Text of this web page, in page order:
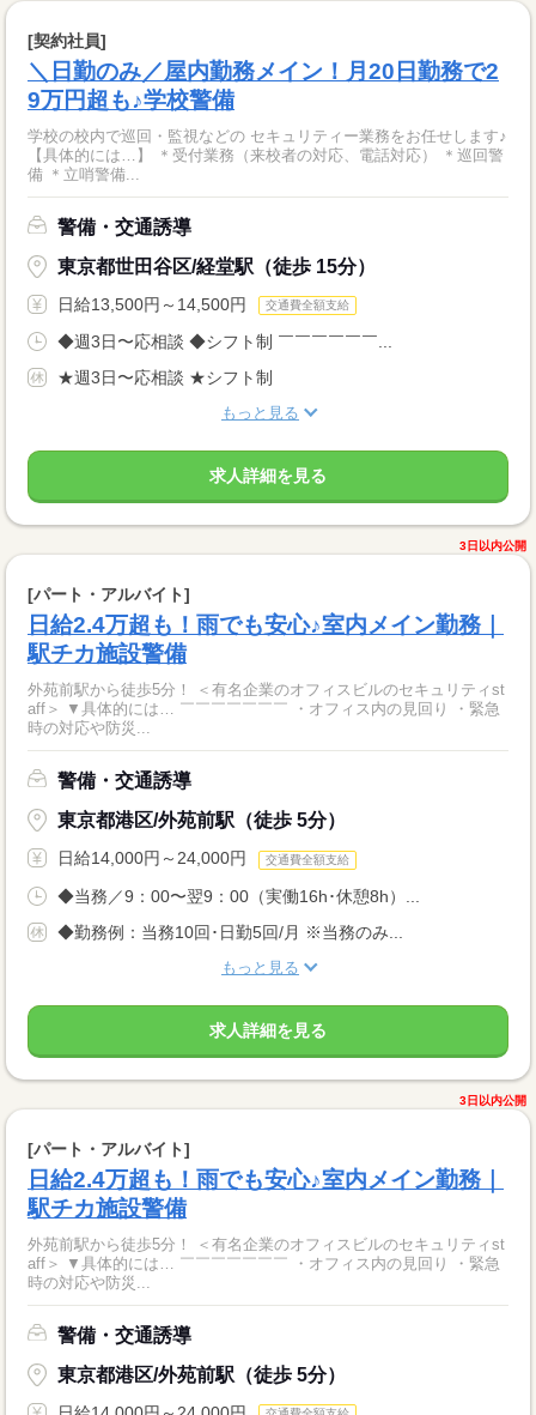
[契約社員]
＼日勤のみ／屋内勤務メイン！月20日勤務で2
9万円超も♪学校警備
学校の校内で巡回・監視などの セキュリティー業務をお任せします♪
【具体的には…】 ＊受付業務（来校者の対応、電話対応） ＊巡回警
備 ＊立哨警備...
警備・交通誘導
東京都世田谷区/経堂駅（徒歩 15分）
日給13,500円～14,500円 交通費全額支給
◆週3日〜応相談 ◆シフト制 ￣￣￣￣￣￣...
★週3日〜応相談 ★シフト制
もっと見る
求人詳細を見る
3日以内公開
[パート・アルバイト]
日給2.4万超も！雨でも安心♪室内メイン勤務｜
駅チカ施設警備
外苑前駅から徒歩5分！ ＜有名企業のオフィスビルのセキュリティst
aff＞ ▼具体的には… ￣￣￣￣￣￣￣ ・オフィス内の見回り ・緊急
時の対応や防災...
警備・交通誘導
東京都港区/外苑前駅（徒歩 5分）
日給14,000円～24,000円 交通費全額支給
◆当務／9：00〜翌9：00（実働16h･休憩8h）...
◆勤務例：当務10回･日勤5回/月 ※当務のみ...
もっと見る
求人詳細を見る
3日以内公開
[パート・アルバイト]
日給2.4万超も！雨でも安心♪室内メイン勤務｜
駅チカ施設警備
外苑前駅から徒歩5分！ ＜有名企業のオフィスビルのセキュリティst
aff＞ ▼具体的には… ￣￣￣￣￣￣￣ ・オフィス内の見回り ・緊急
時の対応や防災...
警備・交通誘導
東京都港区/外苑前駅（徒歩 5分）